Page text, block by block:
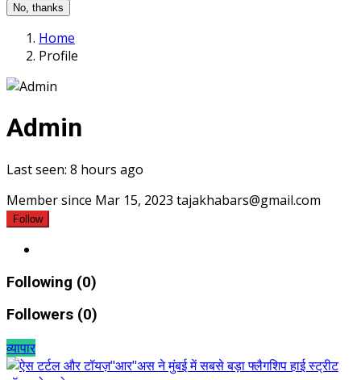
No, thanks
Home
Profile
Admin
Last seen: 8 hours ago
Member since Mar 15, 2023 tajakhabars@gmail.com
Follow
Following (0)
Followers (0)
व्यापार